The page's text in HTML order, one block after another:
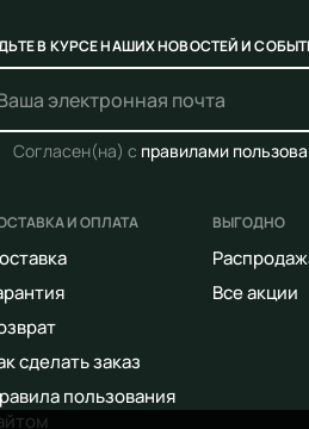
В КУРСЕ НАШИХ НОВОСТЕЙ И
Согласен(на) с правилами
И ОПЛАТА
сделать заказ
пользования
ВЫГОДНО
Все акции